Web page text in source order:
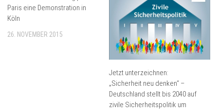
Paris eine Demonstration in
Köln
26. NOVEMBER 2015
Jetzt unterzeichnen:
„Sicherheit neu denken“ –
Deutschland stellt bis 2040 auf
zivile Sicherheitspolitik um